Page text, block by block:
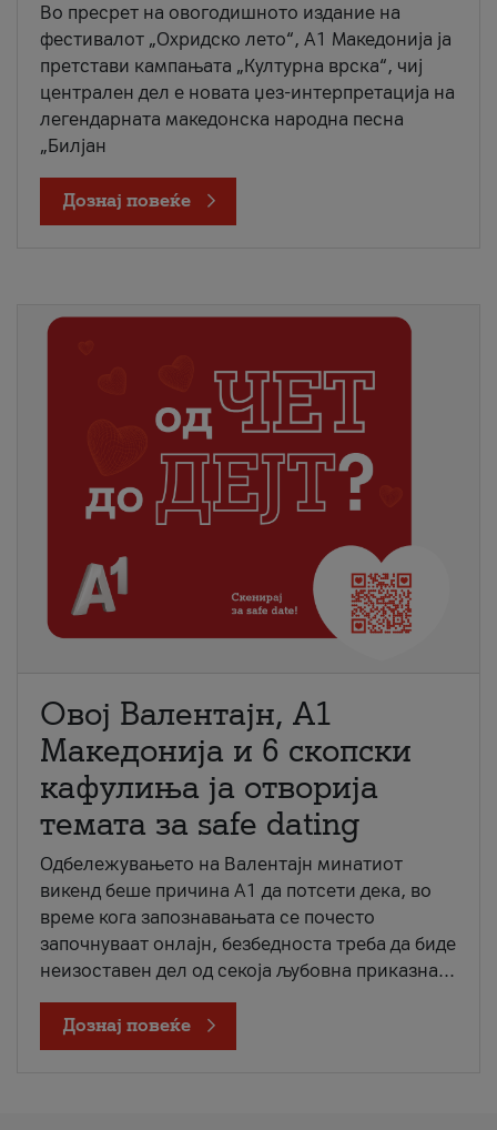
Во пресрет на овогодишното издание на
фестивалот „Охридско лето“, А1 Македонија ја
претстави кампањата „Културна врска“, чиј
централен дел е новата џез-интерпретација на
легендарната македонска народна песна
„Билјан
Дознај повеќе
Овој Валентајн, A1
Македонија и 6 скопски
кафулиња ја отворија
темата за safe dating
Одбележувањето на Валентајн минатиот
викенд беше причина А1 да потсети дека, во
време кога запознавањата се почесто
започнуваат онлајн, безбедноста треба да биде
неизоставен дел од секоја љубовна приказна...
Дознај повеќе